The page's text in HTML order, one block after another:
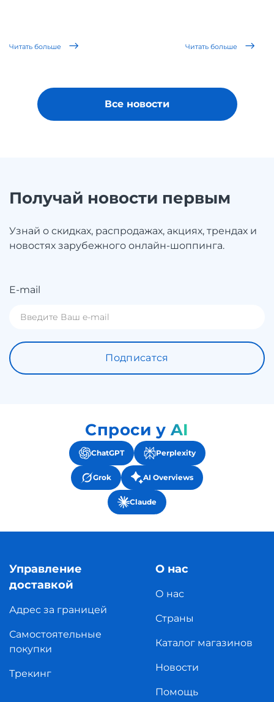
Читать больше Читать больше
Все новости
Получай новости первым
Узнай о скидках, распродажах, акциях, трендах и
новостях зарубежного онлайн-шоппинга.
E-mail
Подписатся
Спроси у AI
ChatGPT Perplexity
Grok AI Overviews
Claude
Управление
доставкой
Адрес за границей
Самостоятельные
покупки
Трекинг
О нас
О нас
Страны
Каталог магазинов
Новости
Помощь